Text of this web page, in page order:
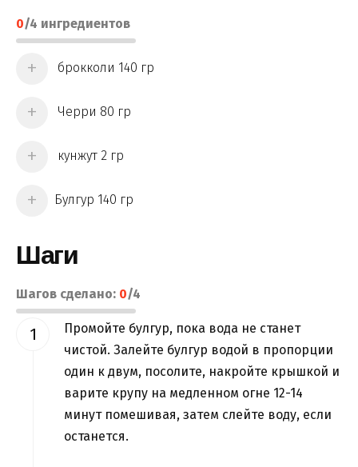
0/4 ингредиентов
брокколи 140 гр
Черри 80 гр
кунжут 2 гр
Булгур 140 гр
Шаги
Шагов сделано: 0/4
Промойте булгур, пока вода не станет
чистой. Залейте булгур водой в пропорции
один к двум, посолите, накройте крышкой и
варите крупу на медленном огне 12-14
минут помешивая, затем слейте воду, если
останется.